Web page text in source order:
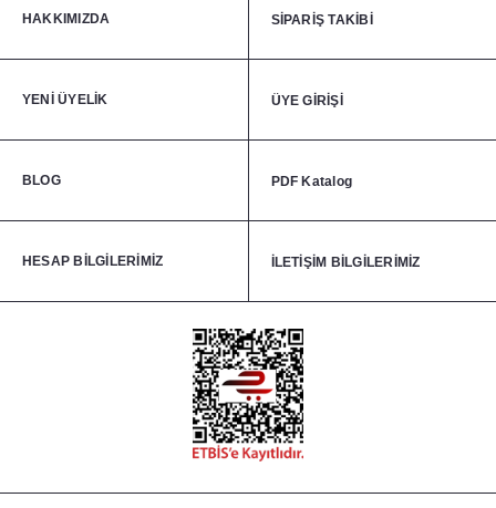
HAKKIMIZDA SİPARİŞ TAKİBİ
YENİ ÜYELİK ÜYE GİRİŞİ
BLOG PDF Katalog
HESAP BİLGİLERİMİZ İLETİŞİM BİLGİLERİMİZ